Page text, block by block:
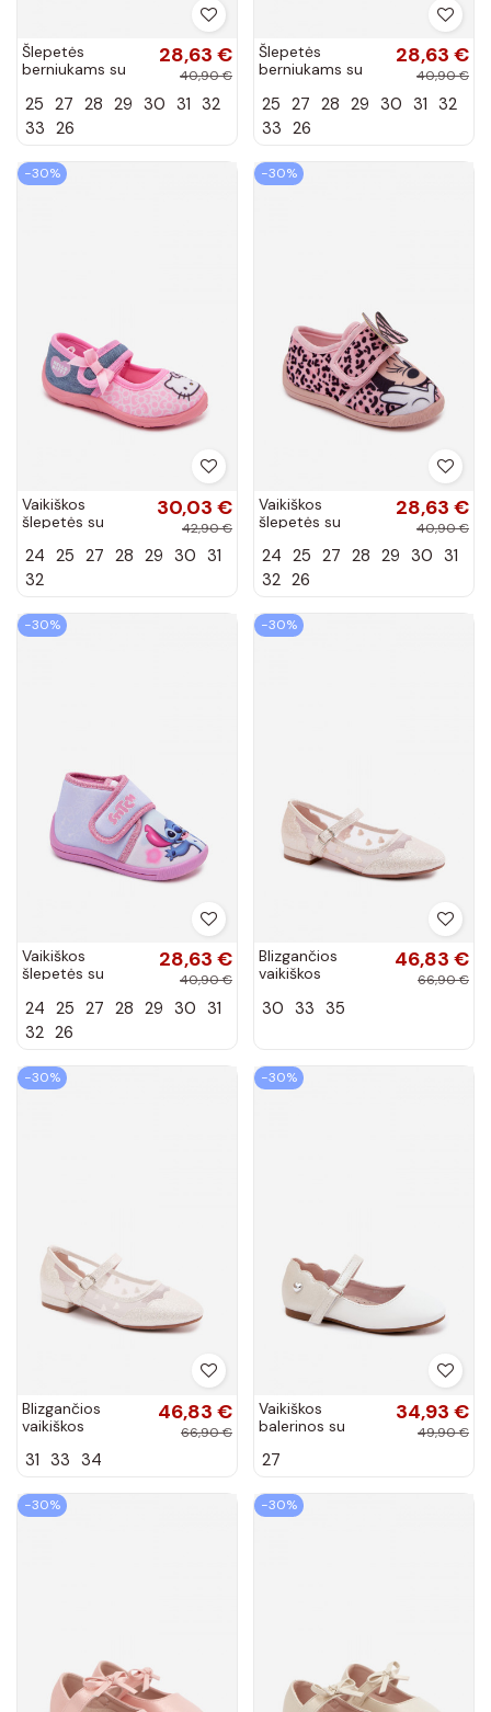
Šlepetės
berniukams su
užsegimais
Pikachu geltonos
spalvos
28,63 €
40,90 €
25 27 28 29 30 31 32
33 26
Šlepetės
berniukams su
užsegimais
Pikachu tamsiai
mėlynos spalvos
28,63 €
40,90 €
25 27 28 29 30 31 32
33 26
−30%
Vaikiškos
šlepetės su
užsegimais
HELLO KITTY
rožinės spalvos
30,03 €
42,90 €
24 25 27 28 29 30 31
32
−30%
Vaikiškos
šlepetės su
užsegimais
MINNIE MOUSE
rožinės spalvos
28,63 €
40,90 €
24 25 27 28 29 30 31
32 26
−30%
Vaikiškos
šlepetės su
užsegimais
STITCH rožinės
spalvos
28,63 €
40,90 €
24 25 27 28 29 30 31
32 26
−30%
Blizgančios
vaikiškos
tinklu ir
46,83 €
66,90 €
30 33 35
−30%
Blizgančios
vaikiškos
tinklu ir
spalvos Binky
46,83 €
66,90 €
31 33 34
−30%
Vaikiškos
balerinos su
užsegimais su
spalvos...
34,93 €
49,90 €
27
−30% −30%